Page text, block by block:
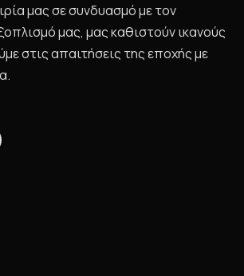
μας σε συνδυασμό με τον
μας, μας καθιστούν ικανούς
στις απαιτήσεις της εποχής με